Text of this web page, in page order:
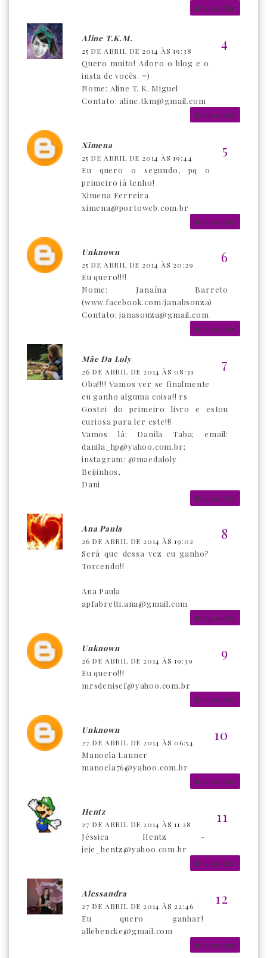
Responder
Aline T.K.M.
25 DE ABRIL DE 2014 ÀS 19:38
Quero muito! Adoro o blog e o
insta de vocês. =)
Nome: Aline T. K. Miguel
Contato: aline.tkm@gmail.com
Responder
Ximena
25 DE ABRIL DE 2014 ÀS 19:44
Eu quero o segundo, pq o
primeiro já tenho!
Ximena Ferreira
ximena@portoweb.com.br
Responder
Unknown
25 DE ABRIL DE 2014 ÀS 20:29
Eu quero!!!!
Nome: Janaína Barreto
(www.facebook.com/janabsouza)
Contato: janasouza@gmail.com
Responder
Mãe Da Loly
26 DE ABRIL DE 2014 ÀS 08:31
Oba!!!! Vamos ver se finalmente
eu ganho alguma coisa!! rs
Gostei do primeiro livro e estou
curiosa para ler este!!!
Vamos lá: Danila Taba; email:
danila_hp@yahoo.com.br;
instagram: @maedaloly
Beijinhos,
Dani
Responder
Ana Paula
26 DE ABRIL DE 2014 ÀS 19:02
Será que dessa vez eu ganho?
Torcendo!!
Ana Paula
apfabretti.ana@gmail.com
Responder
Unknown
26 DE ABRIL DE 2014 ÀS 19:39
Eu quero!!!
mrsdenisef@yahoo.com.br
Responder
Unknown
27 DE ABRIL DE 2014 ÀS 06:54
Manoela Lanner
manoela76@yahoo.com.br
Responder
Hentz
27 DE ABRIL DE 2014 ÀS 11:28
Jéssica Hentz -
jeje_hentz@yahoo.com.br
Responder
Alessandra
27 DE ABRIL DE 2014 ÀS 22:46
Eu quero ganhar!
allebencke@gmail.com
Responder